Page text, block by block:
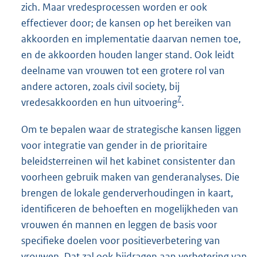
zich. Maar vredesprocessen worden er ook
effectiever door; de kansen op het bereiken van
akkoorden en implementatie daarvan nemen toe,
en de akkoorden houden langer stand. Ook leidt
deelname van vrouwen tot een grotere rol van
andere actoren, zoals civil society, bij
vredesakkoorden en hun uitvoering7.
Om te bepalen waar de strategische kansen liggen
voor integratie van gender in de prioritaire
beleidsterreinen wil het kabinet consistenter dan
voorheen gebruik maken van genderanalyses. Die
brengen de lokale genderverhoudingen in kaart,
identificeren de behoeften en mogelijkheden van
vrouwen én mannen en leggen de basis voor
specifieke doelen voor positieverbetering van